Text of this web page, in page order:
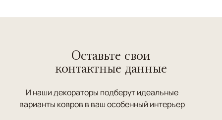
Оставьте свои
контактные данные
И наши декораторы подберут идеальные
варианты ковров в ваш особенный интерьер